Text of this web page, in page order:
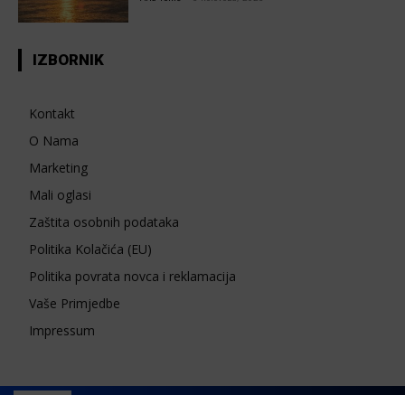
IZBORNIK
Kontakt
O Nama
Marketing
Mali oglasi
Zaštita osobnih podataka
Politika Kolačića (EU)
Politika povrata novca i reklamacija
Vaše Primjedbe
Impressum